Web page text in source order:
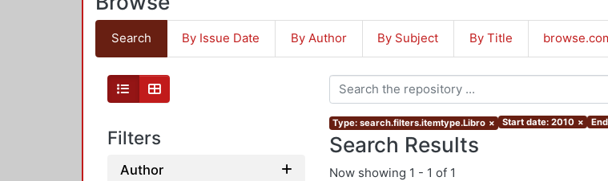
Search By Issue Date By Author By Subject By Title
Filters
Author
Type: search.filters.itemtype.Libro × Start date: 2010 ×
Search Results
Now showing 1 - 1 of 1